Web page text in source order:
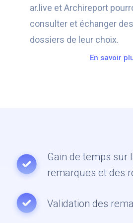
ar.live et Archireport
consulter et échanger
dossiers de leur choix.
En savoir
Gain de temps sur
remarques et des
Validation des